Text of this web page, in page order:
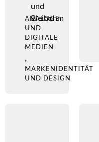
und
Bleibohm
ANALOGE
UND
DIGITALE
MEDIEN
,
MARKENIDENTITÄT
UND DESIGN